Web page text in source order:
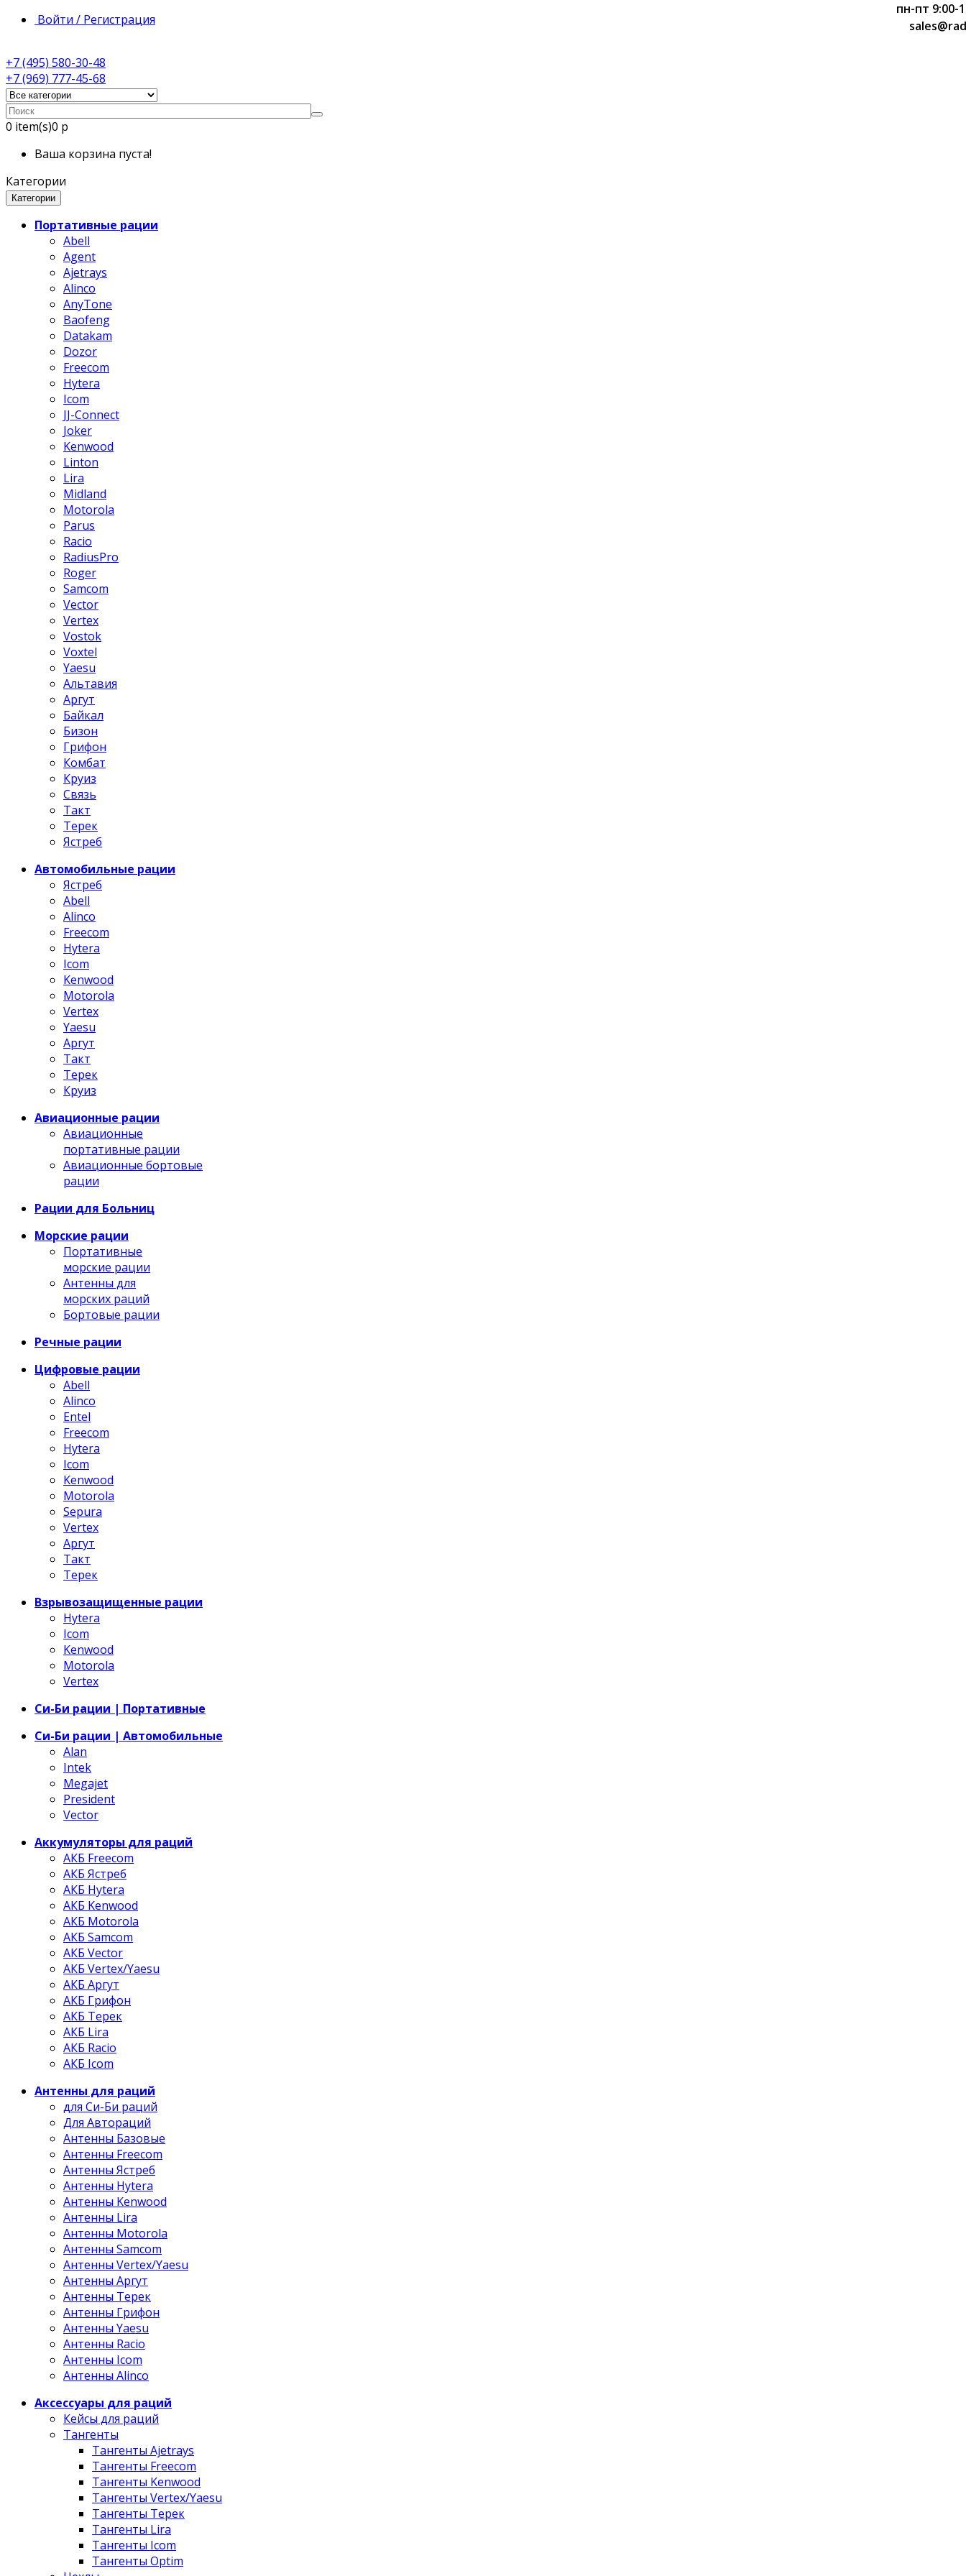
Войти / Регистрация
+7 (495) 580-30-48
+7 (969) 777-45-68
0 item(s)0 р
Ваша корзина пуста!
Категории
Категории
Портативные рации
Abell
Agent
Ajetrays
Alinco
AnyTone
Baofeng
Datakam
Dozor
Freecom
Hytera
Icom
JJ-Connect
Joker
Kenwood
Linton
Lira
Midland
Motorola
Parus
Racio
RadiusPro
Roger
Samcom
Vector
Vertex
Vostok
Voxtel
Yaesu
Альтавия
Аргут
Байкал
Бизон
Грифон
Комбат
Круиз
Связь
Такт
Терек
Ястреб
Автомобильные рации
Ястреб
Abell
Alinco
Freecom
Hytera
Icom
Kenwood
Motorola
Vertex
Yaesu
Аргут
Такт
Терек
Круиз
Авиационные рации
Авиационные
портативные рации
Авиационные бортовые
рации
Рации для Больниц
Морские рации
Портативные
морские рации
Антенны для
морских раций
Бортовые рации
Речные рации
Цифровые рации
Abell
Alinco
Entel
Freecom
Hytera
Icom
Kenwood
Motorola
Sepura
Vertex
Аргут
Такт
Терек
Взрывозащищенные рации
Hytera
Icom
Kenwood
Motorola
Vertex
Си-Би рации | Портативные
Си-Би рации | Автомобильные
Alan
Intek
Megajet
President
Vector
Аккумуляторы для раций
АКБ Freecom
АКБ Ястреб
АКБ Hytera
АКБ Kenwood
АКБ Motorola
АКБ Samcom
АКБ Vector
АКБ Vertex/Yaesu
АКБ Аргут
АКБ Грифон
АКБ Терек
АКБ Lira
АКБ Racio
АКБ Icom
Антенны для раций
для Си-Би раций
Для Автораций
Антенны Базовые
Антенны Freecom
Антенны Ястреб
Антенны Hytera
Антенны Kenwood
Антенны Lira
Антенны Motorola
Антенны Samcom
Антенны Vertex/Yaesu
Антенны Аргут
Антенны Терек
Антенны Грифон
Антенны Yaesu
Антенны Racio
Антенны Icom
Антенны Alinco
Аксессуары для раций
Кейсы для раций
Тангенты
Тангенты Ajetrays
Тангенты Freecom
Тангенты Kenwood
Тангенты Vertex/Yaesu
Тангенты Терек
Тангенты Lira
Тангенты Icom
Тангенты Optim
пн-пт 9:00-